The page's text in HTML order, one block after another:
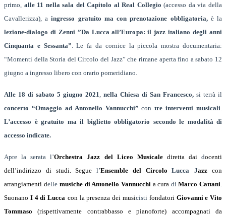
primo, alle 11 nella sala del Capitolo al Real Collegio (accesso da via della
Cavallerizza), aingresso gratuito ma con prenotazione obbligatoria,è la
lezione-dialogo di Zenni ”Da Lucca all’Europa: il jazz italiano degli anni
Cinquanta e Sessanta” . Le fa da cornice la piccola mostra documentaria:
“Momenti della Storia del Circolo del Jazz” che rimane aperta fino a sabato 12
giugno a ingresso libero con orario pomeridiano.
Alle 18 di sabato 5 giugno 2021 nella Chiesa di San Francesco, si terrà il
concerto “Omaggio ad Antonello Vannucchi” contre interventi musicali
L’accesso è gratuito ma il biglietto obbligatorio secondo le modalità di
accesso indicate.
Apre la serata l’Orchestra Jazz del Liceo Musicalediretta daidocenti
dell’indirizzo di studi. Seguel’Ensemble del Circolo Lucca Jazzcon
arrangiamenti delle musiche di Antonello Vannucchi a cura diMarco Cattani
Suonano I 4 di Lucca con la presenza dei musicisti fondatori Giovanni e Vito
Tommaso (rispettivamente contrabbasso e pianoforte) accompagnati da